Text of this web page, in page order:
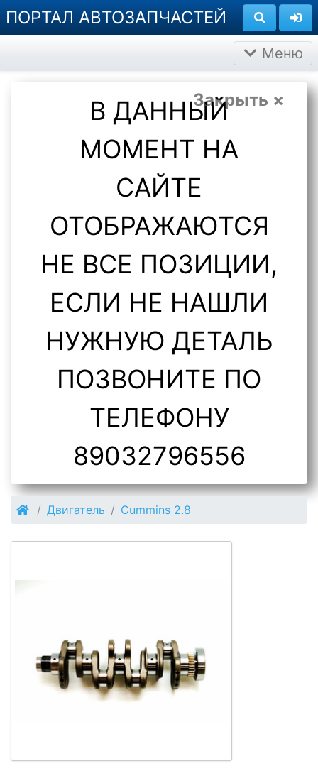
ПОРТАЛ АВТОЗАПЧАСТЕЙ
Меню
Закрыть ×
В ДАННЫЙ
МОМЕНТ НА
САЙТЕ
ОТОБРАЖАЮТСЯ
НЕ ВСЕ ПОЗИЦИИ,
ЕСЛИ НЕ НАШЛИ
НУЖНУЮ ДЕТАЛЬ
ПОЗВОНИТЕ ПО
ТЕЛЕФОНУ
89032796556
Двигатель Cummins 2.8